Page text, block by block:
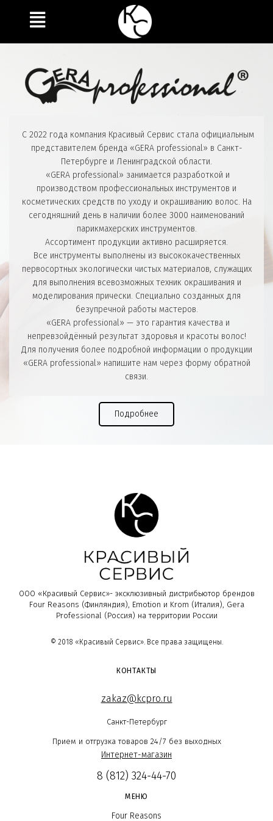
С 2022 года компания Красивый Сервис стала официальным
представителем бренда «GERA professional» в Санкт-
Петербурге и Ленинградской области.
«GERA professional» занимается разработкой и
производством профессиональных инструментов и
косметических средств по уходу и окрашиванию волос. На
сегодняшний день в наличии более 3000 наименований
парикмахерских инструментов.
Ассортимент продукции активно расширяется.
Все инструменты выполнены из высококачественных
первосортных экологически чистых материалов, служащих
для выполнения всевозможных техник окрашивания и
моделирования прически. Специально созданных для
безупречной работы мастеров.
«GERA professional» — это гарантия качества и
непревзойдённый результат здоровья и красоты волос!
Для получения более подробной информации о продукции
«GERA professional» напишите нам через форму обратной
связи.
Подробнее
ООО «Красивый Сервис»- эксклюзивный дистрибьютор брендов
Four Reasons (Финляндия), Emotion и Krom (Италия), Gera
Professional (Россия) на территории России
© 2018 «Красивый Сервис». Все права защищены.
КОНТАКТЫ
zakaz@kcpro.ru
Санкт-Петербург
Прием и отгрузка товаров 24/7 без выходных
Интернет-магазин
8 (812) 324-44-70
МЕНЮ
Four Reasons